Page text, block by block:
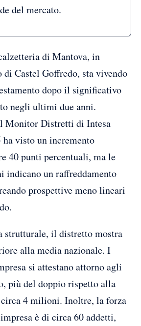
del mercato.
di Mantova, in
Castel Goffredo, sta vivendo
dopo il significativo
negli ultimi due anni.
Monitor Distretti di Intesa
ha visto un incremento
40 punti percentuali, ma le
indicano un raffreddamento
prospettive meno lineari
strutturale, il distretto mostra
alla media nazionale. I
si attestano attorno agli
più del doppio rispetto alla
4 milioni. Inoltre, la forza
è di circa 60 addetti,